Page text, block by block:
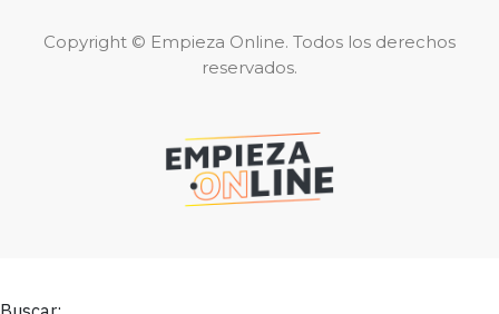
Copyright © Empieza Online. Todos los derechos
reservados.